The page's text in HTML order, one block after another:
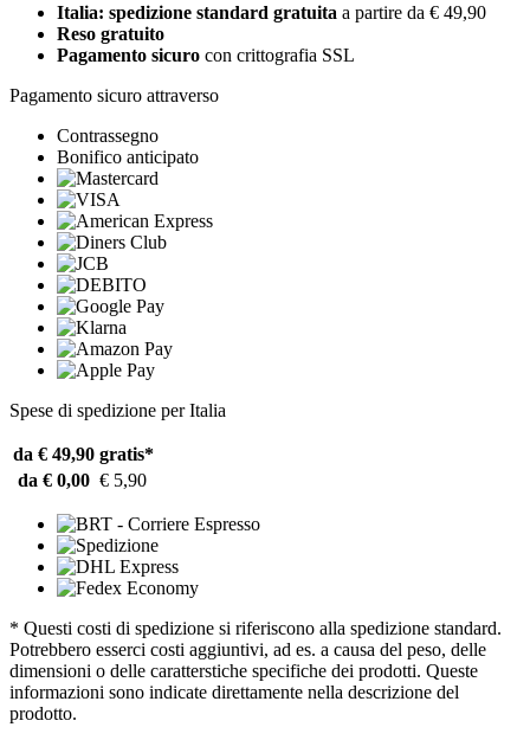
Italia: spedizione standard gratuita a partire da € 49,90
Reso gratuito
Pagamento sicuro con crittografia SSL
Pagamento sicuro attraverso
Contrassegno
Bonifico anticipato
Spese di spedizione per Italia
da € 49,90 gratis*
da € 0,00 € 5,90
* Questi costi di spedizione si riferiscono alla spedizione standard.
Potrebbero esserci costi aggiuntivi, ad es. a causa del peso, delle
dimensioni o delle caratterstiche specifiche dei prodotti. Queste
informazioni sono indicate direttamente nella descrizione del
prodotto.